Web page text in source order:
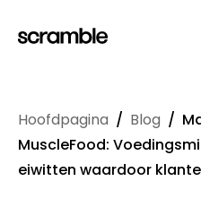
Hoofdpagina / Blog /
MuscleFood:
eiwitten waardoor